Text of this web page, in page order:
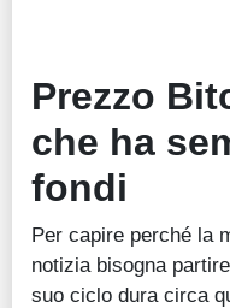
Prezzo
che ha
fondi
Per capire perché la
notizia bisogna
suo ciclo dura circa